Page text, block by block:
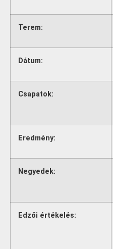
Terem:
Dátum:
Csapatok:
Eredmény:
Negyedek:
Edzői értékelés: